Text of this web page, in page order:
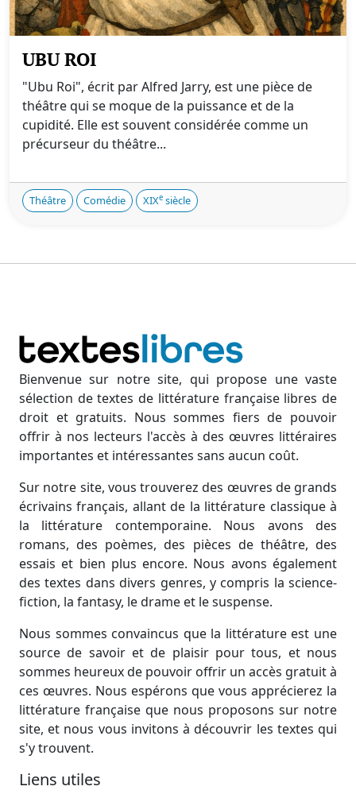
UBU ROI
"Ubu Roi", écrit par Alfred Jarry, est une pièce de
théâtre qui se moque de la puissance et de la
cupidité. Elle est souvent considérée comme un
précurseur du théâtre...
Théâtre Comédie XIXe siècle
Bienvenue sur notre site, qui propose une vaste
sélection de textes de littérature française libres de
droit et gratuits. Nous sommes fiers de pouvoir
offrir à nos lecteurs l'accès à des œuvres littéraires
importantes et intéressantes sans aucun coût.
Sur notre site, vous trouverez des œuvres de grands
écrivains français, allant de la littérature classique à
la littérature contemporaine. Nous avons des
romans, des poèmes, des pièces de théâtre, des
essais et bien plus encore. Nous avons également
des textes dans divers genres, y compris la science-
fiction, la fantasy, le drame et le suspense.
Nous sommes convaincus que la littérature est une
source de savoir et de plaisir pour tous, et nous
sommes heureux de pouvoir offrir un accès gratuit à
ces œuvres. Nous espérons que vous apprécierez la
littérature française que nous proposons sur notre
site, et nous vous invitons à découvrir les textes qui
s'y trouvent.
Liens utiles